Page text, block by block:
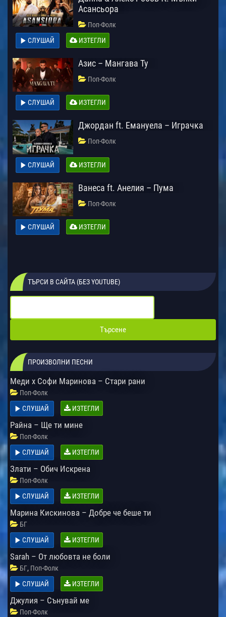
Асансьора
Поп-Фолк
СЛУШАЙ
ИЗТЕГЛИ
Азис – Мангава Ту
Поп-Фолк
СЛУШАЙ ИЗТЕГЛИ
Джордан ft. Емануела – Играчка
Поп-Фолк
СЛУШАЙ ИЗТЕГЛИ
Ванеса ft. Анелия – Пума
Поп-Фолк
СЛУШАЙ ИЗТЕГЛИ
ТЪРСИ В САЙТА (БЕЗ YOUTUBE)
ПРОИЗВОЛНИ ПЕСНИ
Меди х Софи Маринова – Стари рани
Поп-Фолк
СЛУШАЙ
ИЗТЕГЛИ
Райна – Ще ти мине
Поп-Фолк
СЛУШАЙ
ИЗТЕГЛИ
Злати – Обич Искрена
Поп-Фолк
СЛУШАЙ
ИЗТЕГЛИ
Марина Кискинова – Добре че беше ти
БГ
СЛУШАЙ
ИЗТЕГЛИ
Sarah – От любовта не боли
БГ, Поп-Фолк
СЛУШАЙ
ИЗТЕГЛИ
Джулия – Сънувай ме
Поп-Фолк